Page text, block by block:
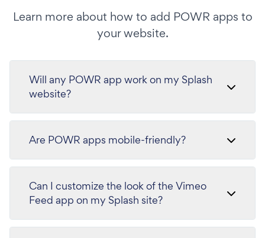
Learn more about how to add POWR apps to
your website.
Will any POWR app work on my Splash
website?
Are POWR apps mobile-friendly?
Can I customize the look of the Vimeo
Feed app on my Splash site?